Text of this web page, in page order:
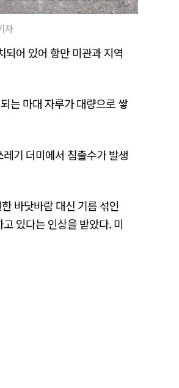
자
어 있어 항만 미관과 지역
는 마대 자루가 대량으로 쌓
기 더미에서 침출수가 발생
바닷바람 대신 기름 섞인
있다는 인상을 받았다. 미